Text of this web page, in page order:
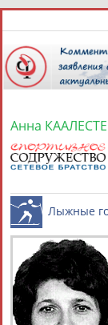
СПОРТСМЕНЫ,
Найдено: 1
Анна